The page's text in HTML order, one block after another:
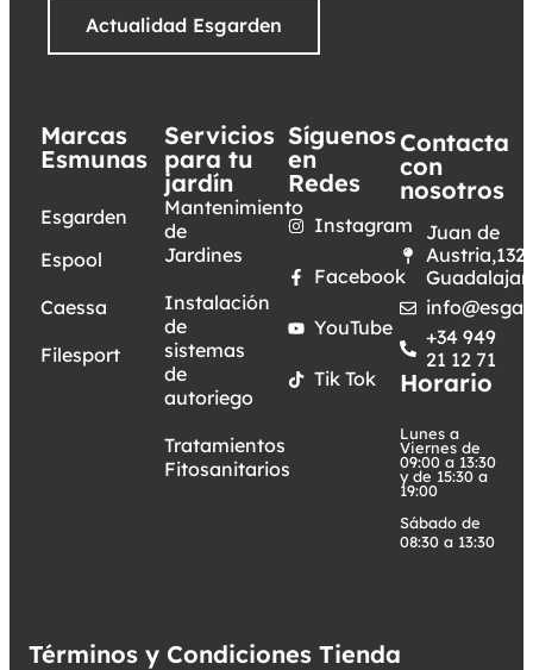
Actualidad Esgarden
Marcas
Esmunas
Esgarden
Espool
Caessa
Filesport
Servicios
para tu
jardín
Mantenimiento
de
Jardines
Instalación
de
sistemas
de
autoriego
Tratamientos
Fitosanitarios
Síguenos
en
Redes
Instagram
Facebook
YouTube
Tik Tok
Contacta
con
nosotros
Juan de
Austria,132.
+34 949
21 12 71
Horario
Lunes a
Viernes de
09:00 a 13:30
y de 15:30 a
19:00
Sábado de
08:30 a 13:30
Términos y Condiciones Tienda